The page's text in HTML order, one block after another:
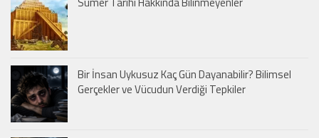
Bir İnsan Uykusuz Kaç Gün Dayanabilir? Bilimsel
Gerçekler ve Vücudun Verdiği Tepkiler